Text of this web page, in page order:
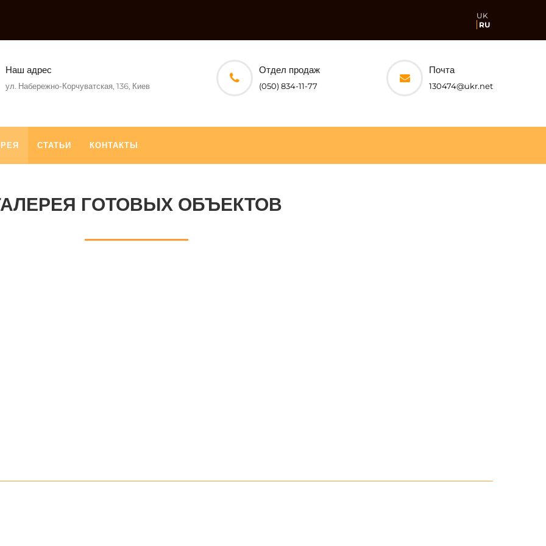
UK
RU
Наш адрес
ул. Набережно-Корчуватская, 136, Киев
Отдел продаж
(050) 834-11-77
Почта
130474@ukr.net
СТАТЬИ КОНТАКТЫ
ГОТОВЫХ ОБЪЕКТОВ